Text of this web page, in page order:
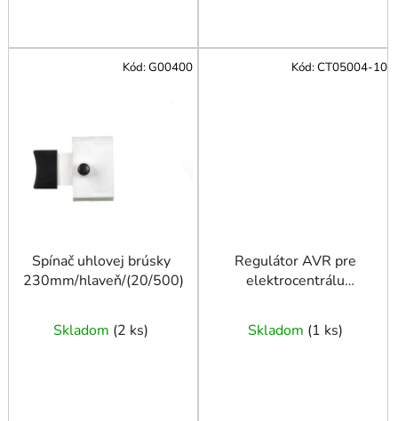
Spínač uhlovej brúsky
230mm/hlaveň/(20/500)
Skladom (2 ks)
Kód:G00400
Regulátor AVR pre
elektrocentrálu
Skladom (1 ks)
Kód:CT05004-10